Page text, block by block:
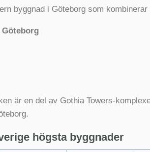
byggnad i Göteborg som
Göteborg
är en del av Gothia Towers-
högsta byggnader